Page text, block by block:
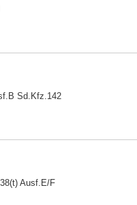
Sd.Kfz.142
Ausf.E/F